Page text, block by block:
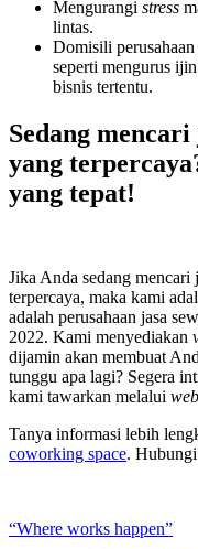
Mengurangi stress
lintas.
Domisili
seperti mengurus
bisnis tertentu.
Sedang mencari
yang
yang tepat!
Jika Anda sedang mencari
terpercaya, maka kami
adalah perusahaan jasa
2022. Kami menyediakan
dijamin akan membuat
tunggu apa lagi? Segera
kami tawarkan melalui
Tanya informasi lebih
coworking space.
“Where works happen”